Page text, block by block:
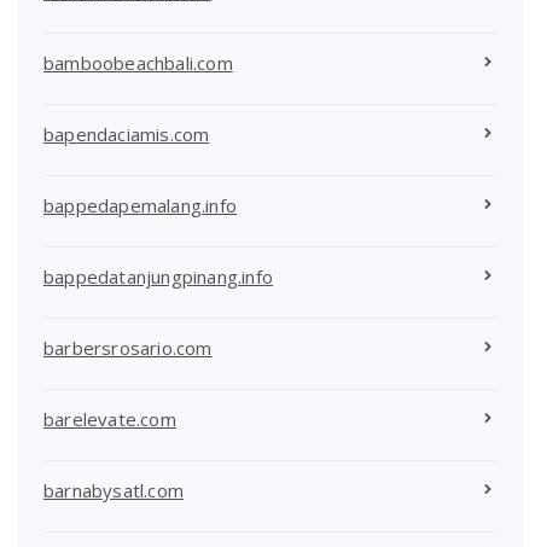
bamboobeachbali.com
bapendaciamis.com
bappedapemalang.info
bappedatanjungpinang.info
barbersrosario.com
barelevate.com
barnabysatl.com